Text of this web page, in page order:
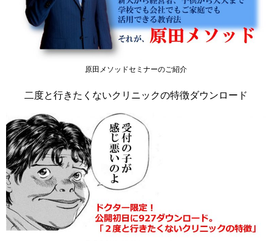
原田メソッドセミナーのご紹介
二度と行きたくないクリニックの特徴ダウンロード